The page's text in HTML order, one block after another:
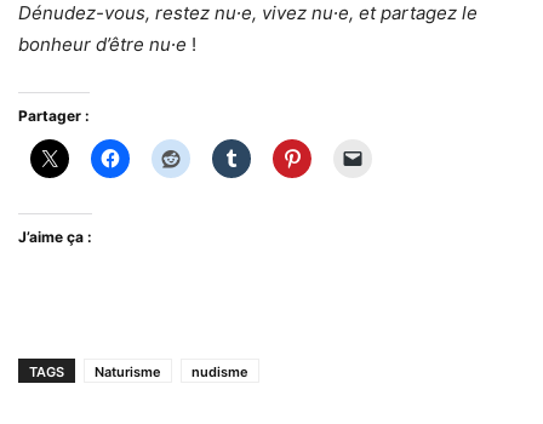
Dénudez-vous, restez nu∙e, vivez nu∙e, et partagez le
bonheur d’être nu∙e !
Partager :
J’aime ça :
TAGS Naturisme nudisme